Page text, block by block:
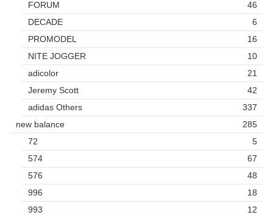
FORUM
46
DECADE
6
PROMODEL
16
NITE JOGGER
10
adicolor
21
Jeremy Scott
42
adidas Others
337
new balance
285
72
5
574
67
576
48
996
18
993
12